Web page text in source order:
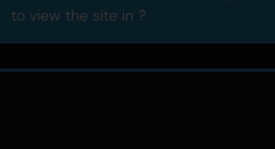
to view the site in ?